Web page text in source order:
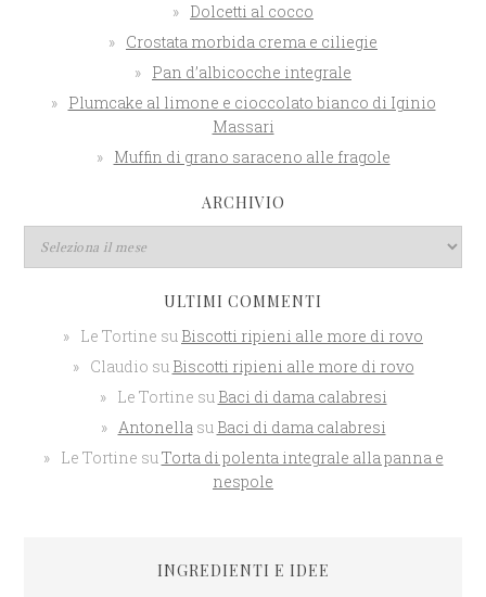
Dolcetti al cocco
Crostata morbida crema e ciliegie
Pan d’albicocche integrale
Plumcake al limone e cioccolato bianco di Iginio
Massari
Muffin di grano saraceno alle fragole
ARCHIVIO
ULTIMI COMMENTI
Le Tortine su Biscotti ripieni alle more di rovo
Claudio su Biscotti ripieni alle more di rovo
Le Tortine su Baci di dama calabresi
Antonellasu Baci di dama calabresi
Le Tortine suTorta di polenta integrale alla panna e
nespole
INGREDIENTI E IDEE